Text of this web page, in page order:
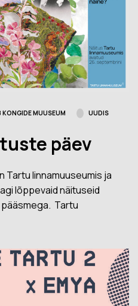
KONGIDE MUUSEUM UUDIS
päev
Tartu linnamuuseumis ja
lõppevaid näituseid
Tartu